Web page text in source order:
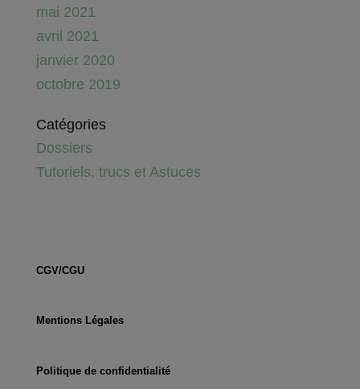
mai 2021
avril 2021
janvier 2020
octobre 2019
Catégories
Dossiers
Tutoriels, trucs et Astuces
CGV/CGU
Mentions Légales
Politique de confidentialité